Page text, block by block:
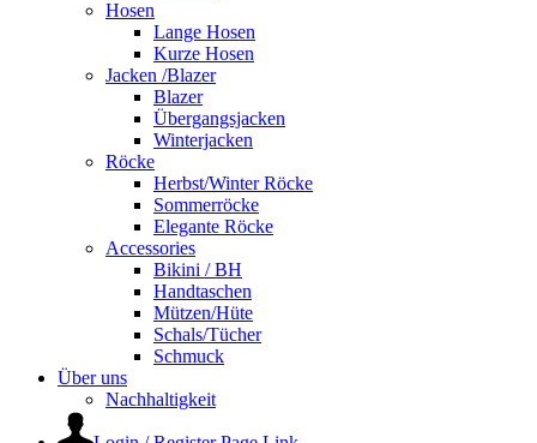
Hosen
Lange Hosen
Kurze Hosen
Jacken /Blazer
Blazer
Übergangsjacken
Winterjacken
Röcke
Herbst/Winter Röcke
Sommerröcke
Elegante Röcke
Accessories
Bikini / BH
Handtaschen
Mützen/Hüte
Schals/Tücher
Schmuck
Über uns
Nachhaltigkeit